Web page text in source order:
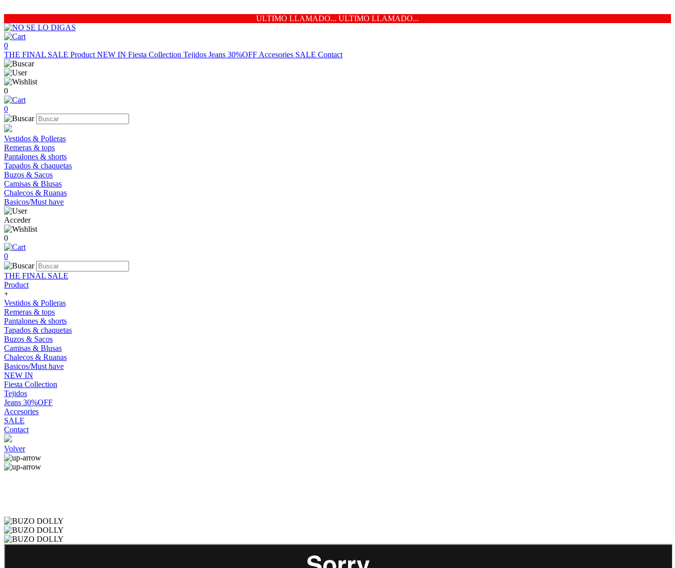
ULTIMO LLAMADO... ULTIMO LLAMADO...
0
THE FINAL SALE Product NEW IN Fiesta Collection Tejidos Jeans 30%OFF Accesories SALE Contact
0
0
Vestidos & Polleras
Remeras & tops
Pantalones & shorts
Tapados & chaquetas
Buzos & Sacos
Camisas & Blusas
Chalecos & Ruanas
Basicos/Must have
Acceder
0
0
THE FINAL SALE
Product
+
Vestidos & Polleras
Remeras & tops
Pantalones & shorts
Tapados & chaquetas
Buzos & Sacos
Camisas & Blusas
Chalecos & Ruanas
Basicos/Must have
NEW IN
Fiesta Collection
Tejidos
Jeans 30%OFF
Accesories
SALE
Contact
Volver